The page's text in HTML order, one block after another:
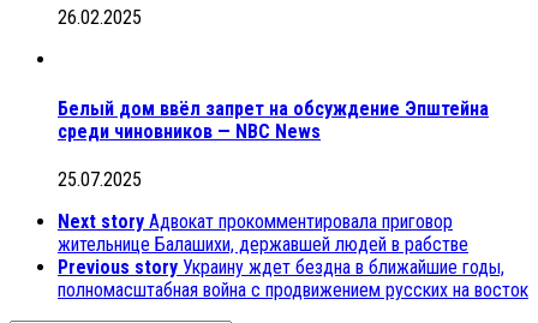
26.02.2025
Белый дом ввёл запрет на обсуждение Эпштейна
среди чиновников — NBC News
25.07.2025
Next story Адвокат прокомментировала приговор
жительнице Балашихи, державшей людей в рабстве
Previous story Украину ждет бездна в ближайшие годы,
полномасштабная война с продвижением русских на восток